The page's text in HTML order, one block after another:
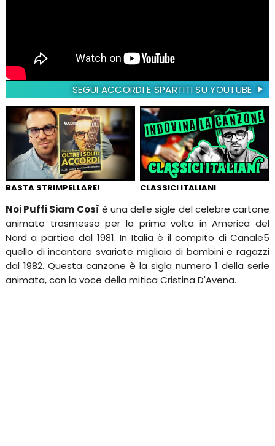
SEGUI ACCORDI E SPARTITI SU YOUTUBE
BASTA STRIMPELLARE! CLASSICI ITALIANI
Noi Puffi Siam Così è una delle sigle del celebre cartone
animato trasmesso per la prima volta in America del
Nord a partiee dal 1981. In Italia è il compito di Canale5
quello di incantare svariate migliaia di bambini e ragazzi
dal 1982. Questa canzone è la sigla numero 1 della serie
animata, con la voce della mitica Cristina D'Avena.